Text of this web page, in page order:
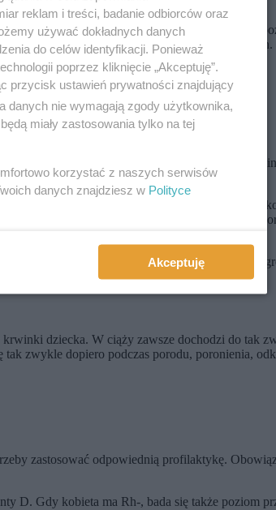
tzw. antygen. Mają krew RH+. We krwi
on rzadko i dotyczy 2 na 1000 ciężarnych.
jaki czynnik ma
. Jeśli także
przypadków – 60%). Wówczas organizm
konflikt serologiczny może wywołać
zdarza się, by dziecko z pierwszej ciąży było
dziecka. W ciąży zawsze dochodzi do tak
zwykle dopiero podczas porodu, poronienia,
zastosować odpowiednią profilaktykę.
D. Gdy kobieta ma Rh-, bada się także poziom
reklam i treści, badanie odbiorców oraz
używać dokładnych danych
do celów identyfikacji. Ponieważ
poprzez kliknięcie „Akceptuję”.
przycisk ustawień prywatności znajdujący
danych nie wymagają zgody użytkownika,
miały zastosowania tylko na tej
korzystać z naszych serwisów
danych znajdziesz w Polityce
Akceptuję